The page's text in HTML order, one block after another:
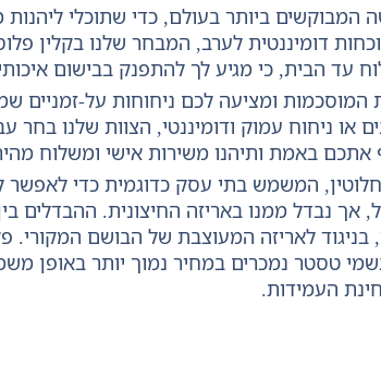
המבוקשים ביותר בעולם, כדי שתוכלי
דומיננטית לערב, המבחר שלנו בקלין
עד הבית, כי מגיע לך להתפנק בבישום
המוסכמות ומציעה לכם ניחוחות על-זמניים
או ניחוח עמוק ודומיננטי, הצוות שלנו
באמת ותיהנו משירות אישי ומשלוח
המשמש בתי עסק כדוגמית כדי לאפשר
אך נבדל ממנו באריזה החיצונית. ההבדלים
בניגוד לאריזה המעוצבת של הבושם
טסטר נמכרים במחיר נמוך יותר באופן
העמידות.